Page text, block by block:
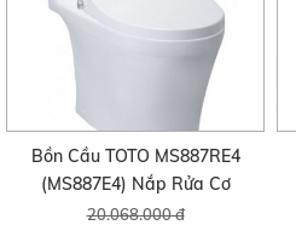
Bồn Cầu TOTO MS887RE4
(MS887E4) Nắp Rửa Cơ
20.068.000 đ